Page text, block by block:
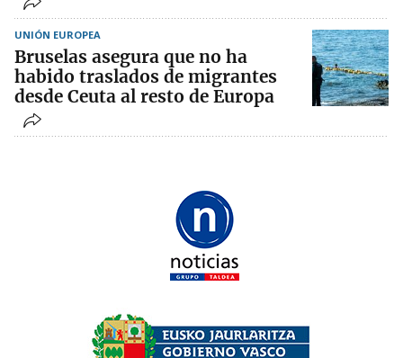
UNIÓN EUROPEA
Bruselas asegura que no ha
habido traslados de migrantes
desde Ceuta al resto de Europa